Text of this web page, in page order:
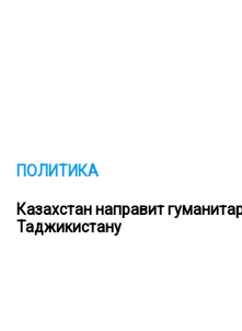
ПОЛИТИКА
Казахстан направит
Таджикистану